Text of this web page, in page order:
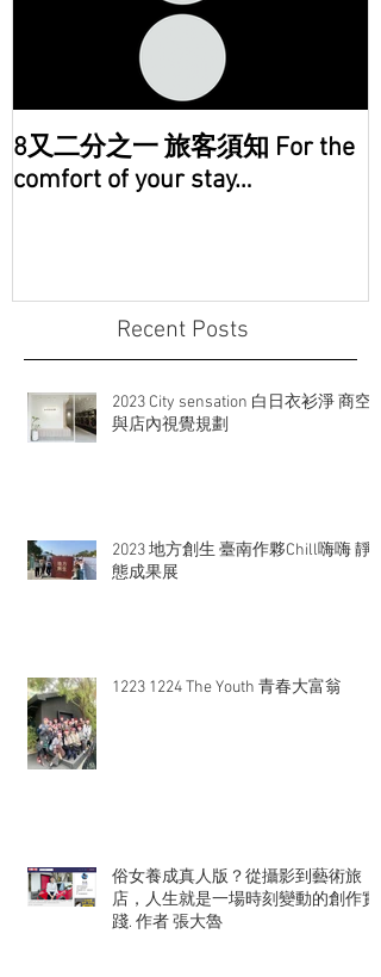
8又二分之一 旅客須知 For the
comfort of your stay…
Recent Posts
2023 City sensation 白日衣衫淨 商空
與店內視覺規劃
2023 地方創生 臺南作夥Chill嗨嗨 靜
態成果展
1223 1224 The Youth 青春大富翁
俗女養成真人版？從攝影到藝術旅
店，人生就是一場時刻變動的創作實
踐. 作者 張大魯